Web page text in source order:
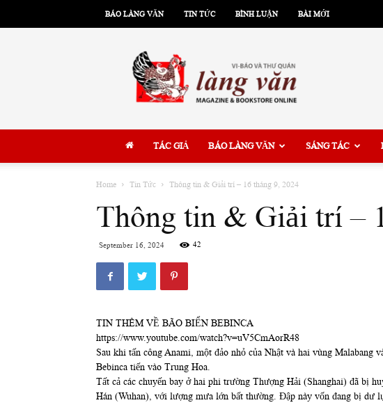
BÁO LÀNG VĂN TIN TỨC BÌNH LUẬN BÀI MỚI
Văn
TÁC GIẢ BÁO LÀNG VĂN SÁNG TÁC
Home Tin Tức Thông tin & Giải trí – 16 tháng 9, 2024
Thông tin & Giải trí –
September 16, 2024 42
TIN THÊM VỀ BÃO BIỂN BEBINCA
https://www.youtube.com/watch?v=uV5CmAorR48
Sau khi tấn công Anami, một đảo nhỏ của Nhật và hai vùng
Bebinca tiến vào Trung Hoa.
Tất cả các chuyến bay ở hai phi trường Thượng Hải (Shanghai) đã bị
Hán (Wuhan), với lượng mưa lớn bất thường. Đập này vốn đang bị dư